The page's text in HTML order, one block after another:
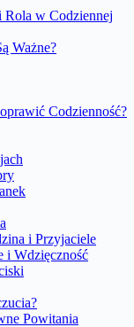
w Codziennej
Ważne?
Codzienność?
i Przyjaciele
i Wdzięczność
Powitania